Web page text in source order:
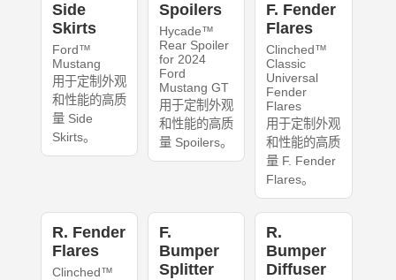
Side
Skirts
Ford™
Mustang
用于定制外观
和性能的高质
量 Side
Skirts。
Spoilers
Hycade™
Rear Spoiler
for 2024
Ford
Mustang GT
用于定制外观
和性能的高质
量 Spoilers。
F. Fender
Flares
Clinched™
Classic
Universal
Fender
Flares
用于定制外观
和性能的高质
量 F. Fender
Flares。
R. Fender
Flares
Clinched™
F.
Bumper
Splitter
R.
Bumper
Diffuser